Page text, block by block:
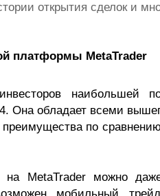
открытия сделок и
платформы MetaTrader
наибольшей
Она обладает всеми
преимущества по
на MetaTrader можно
мобильный